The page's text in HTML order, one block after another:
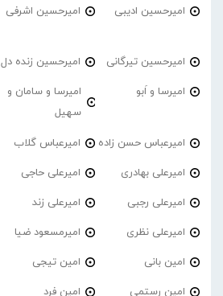
امیرحسین ادیبی امیرحسین اشرفی
امیرحسین تیرگانی امیرحسین زنده دل
امیرسا و اَبو
امیرسا و سامان و
سهیل
امیرعباس حسن زاده امیرعباس گلاب
امیرعلی بهادری امیرعلی حاجی
امیرعلی رجبی امیرعلی زند
امیرعلی نظری امیرمسعود ضیا
امین بانی امین تیجی
امین رستمی امین فرد